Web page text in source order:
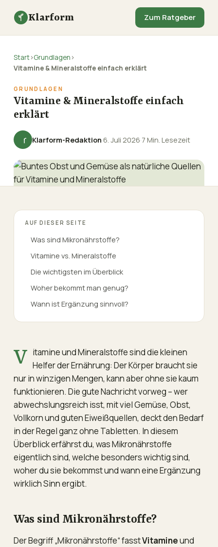
Klarform Zum Ratgeber
Start›Grundlagen ›
Vitamine & Mineralstoffe einfach erklärt
GRUNDLAGEN
Vitamine & Mineralstoffe einfach
erklärt
Klarform-Redaktion·6. Juli 2026·7 Min. Lesezeit
Vitamine und Mineralstoffe sind die kleinen Helfer der Ernährung: Der Körper braucht sie
nur in winzigen Mengen, kann aber ohne sie kaum
funktionieren. Die gute Nachricht vorweg – wer
abwechslungsreich isst, mit viel Gemüse, Obst,
Vollkorn und guten Eiweißquellen, deckt den Bedarf
in der Regel ganz ohne Tabletten. In diesem
Überblick erfährst du, was Mikronährstoffe
eigentlich sind, welche besonders wichtig sind,
woher du sie bekommst und wann eine Ergänzung
wirklich Sinn ergibt.
Was sind Mikronährstoffe?
Der Begriff „Mikronährstoffe“ fasstVitamineund
AUF DIESER SEITE
Was sind Mikronährstoffe?
Vitamine vs. Mineralstoffe
Die wichtigsten im Überblick
Woher bekommt man genug?
Wann ist Ergänzung sinnvoll?